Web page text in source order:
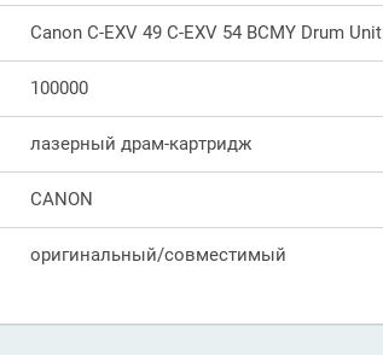
Canon C-EXV 49 C-EXV 54 BCMY Drum Unit
100000
лазерный драм-картридж
CANON
оригинальный/совместимый